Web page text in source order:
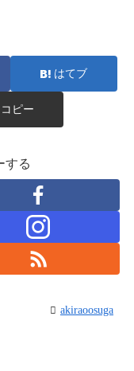
はてブ
コピー
する
akiraoosuga